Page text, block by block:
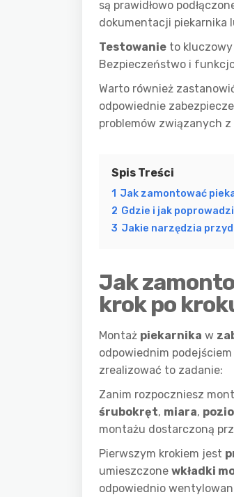
są prawidłowo
dokumentacji piekarnika
Testowanie to kluczowy
Bezpieczeństwo i
Warto również
odpowiednie
problemów związanych
Spis Treści
1 Jak zamontować
2 Gdzie i jak
3 Jakie narzędzia
Jak
krok po
Montaż piekarnika w
odpowiednim
zrealizować to zadanie:
Zanim rozpoczniesz
śrubokręt, miara,
montażu dostarczoną
Pierwszym krokiem jest
umieszczone wkładki
odpowiednio